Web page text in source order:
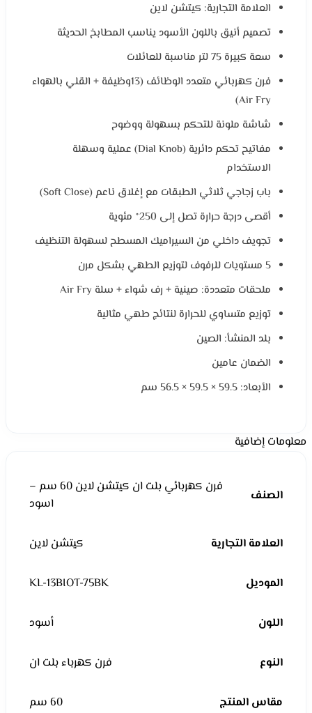
العلامة التجارية: كيتشن لاين
تصميم أنيق باللون الأسود يناسب المطابخ الحديثة
سعة كبيرة 75 لتر مناسبة للعائلات
فرن كهربائي متعدد الوظائف (13وظيفة + القلي بالهواء
Air Fry)
شاشة ملونة للتحكم بسهولة ووضوح
مفاتيح تحكم دائرية (Dial Knob) عملية وسهلة
الاستخدام
باب زجاجي ثلاثي الطبقات مع إغلاق ناعم (Soft Close)
أقصى درجة حرارة تصل إلى 250° مئوية
تجويف داخلي من السيراميك المسطح لسهولة التنظيف
5 مستويات للرفوف لتوزيع الطهي بشكل مرن
ملحقات متعددة: صينية + رف شواء + سلة Air Fry
توزيع متساوي للحرارة لنتائج طهي مثالية
بلد المنشأ: الصين
الضمان عامين
الأبعاد: 59.5 × 59.5 × 56.5 سم
معلومات إضافية
الصنف
فرن كهربائي بلت ان كيتشن لاين 60 سم –
اسود
العلامة التجارية كيتشن لاين
الموديل KL-13BIOT-75BK
اللون أسود
النوع فرن كهرباء بلت ان
مقاس المنتج 60 سم